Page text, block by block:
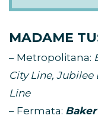
MADAME
– Metropolitana:
City Line, Jubilee
Line
– Fermata: